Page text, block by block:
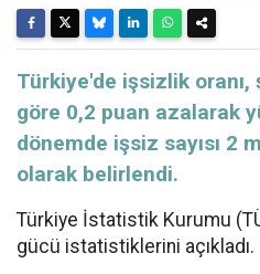
​​​​​​​Türkiye'de işsizlik
göre 0,2 puan azalarak
dönemde işsiz sayısı 2
olarak belirlendi.
Türkiye İstatistik Kurumu
gücü istatistiklerini açıkladı.